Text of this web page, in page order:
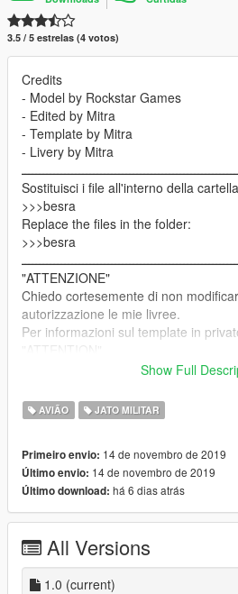
3.5 / 5 estrelas (4 votos)
Credits
- Model by Rockstar Games
- Edited by Mitra
- Template by Mitra
- Livery by Mitra
Sostituisci i file all'interno della
>>>besra
Replace the files in the folder:
>>>besra
"ATTENZIONE"
Chiedo cortesemente di non
autorizzazione le mie livree.
Per informazioni sul template in
I kindly ask you not to modify my
For information on the template in
Show Full
AVIÃO JATO MILITAR
Primeiro envio: 14 de novembro de 2019
Último envio: 14 de novembro de 2019
Último download: há 6 dias atrás
All Versions
1.0 (current)